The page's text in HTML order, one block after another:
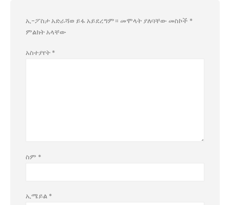
ኢ-ፖስታ አድራሻወ ይፋ አይደረግም። መሞላት ያለባቸው መስኮች *
ምልክት አላቸው
አስተያየት *
ስም *
ኢሜይል *